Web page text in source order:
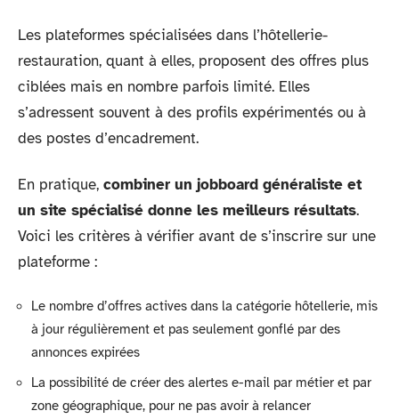
Les plateformes spécialisées dans l’hôtellerie-
restauration, quant à elles, proposent des offres plus
ciblées mais en nombre parfois limité. Elles
s’adressent souvent à des profils expérimentés ou à
des postes d’encadrement.
En pratique, combiner un jobboard généraliste et
un site spécialisé donne les meilleurs résultats.
Voici les critères à vérifier avant de s’inscrire sur une
plateforme :
Le nombre d’offres actives dans la catégorie hôtellerie, mis
à jour régulièrement et pas seulement gonflé par des
annonces expirées
La possibilité de créer des alertes e-mail par métier et par
zone géographique, pour ne pas avoir à relancer